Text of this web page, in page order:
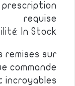
prescription
requise
In Stock!
remises sur
commande
incroyables